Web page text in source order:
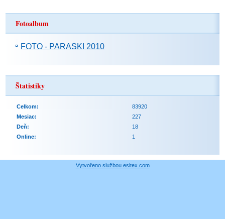
Fotoalbum
FOTO - PARASKI 2010
Štatistiky
Online: 1
Celkom:
83920
Mesiac:
227
Deň:
18
Vytvořeno službou esitex.com